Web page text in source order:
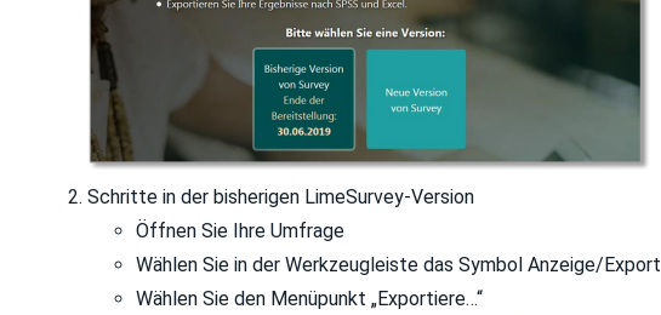
Schritte in der bisherigen LimeSurvey-Version
Öffnen Sie Ihre Umfrage
Wählen Sie in der Werkzeugleiste das Symbol Anzeige/Export
Wählen Sie den Menüpunkt „Exportiere…“